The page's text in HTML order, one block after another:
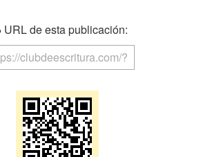
URL de esta publicación: